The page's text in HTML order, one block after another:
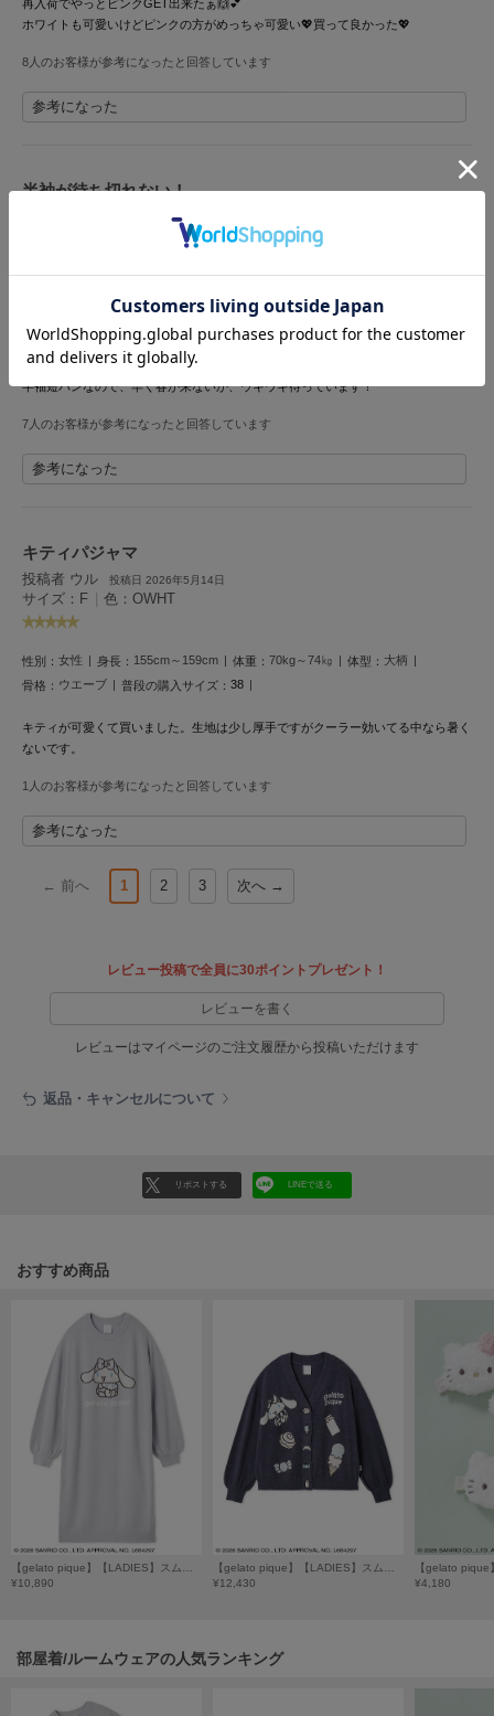
LILY BROWN
LILY BROWN Lingerie
リリーブラウンランジェリー
ミチュ コケット
ミースロエ
ミーエスミーム
MOIGE
モワージュ
MUCHA
NEW Balance
ニューバランス
nezu
オン
ORR
PATRICK
パトリック
フィリーチョコレート
PUMA
プーマ
Reebok
再入荷でやっとピンクGET出来たぁ🙌💕
ホワイトも可愛いけどピンクの方がめっちゃ可愛い💖買って良かった💖
8人のお客様が参考になったと回答しています
参考になった
半袖が待ち切れない！
投稿日 2026年3月9日
身長： 160cm～164cm 体重： 体型： ー
手触り最高で、着心地も最高です。なんと言っても、シナモロールがかわいい！
半袖短パンなので、早く春が来ないか、ウキウキ待っています！
7人のお客様が参考になったと回答しています
参考になった
キティパジャマ
投稿者 ウル 投稿日 2026年5月14日
サイズ：F 色：OWHT
性別： 女性 身長： 155cm～159cm 体重： 70kg～74㎏ 体型： 大柄
骨格： ウエーブ 普段の購入サイズ： 38
キティが可愛くて買いました。生地は少し厚手ですがクーラー効いてる中なら暑く
ないです。
1人のお客様が参考になったと回答しています
参考になった
← 前へ 1 2 3 次へ →
レビュー投稿で全員に30ポイントプレゼント！
レビューを書く
レビューはマイページのご注文履歴から投稿いただけます
返品・キャンセルについて
リポストする LINEで送る
おすすめ商品
¥10,890
¥12,430
¥4,180
部屋着/ルームウェアの人気ランキング